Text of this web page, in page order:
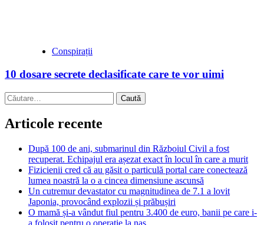
Conspirații
10 dosare secrete declasificate care te vor uimi
Caută
după:
Articole recente
După 100 de ani, submarinul din Războiul Civil a fost
recuperat. Echipajul era așezat exact în locul în care a murit
Fizicienii cred că au găsit o particulă portal care conectează
lumea noastră la o a cincea dimensiune ascunsă
Un cutremur devastator cu magnitudinea de 7.1 a lovit
Japonia, provocând explozii și prăbușiri
O mamă și-a vândut fiul pentru 3.400 de euro, banii pe care i-